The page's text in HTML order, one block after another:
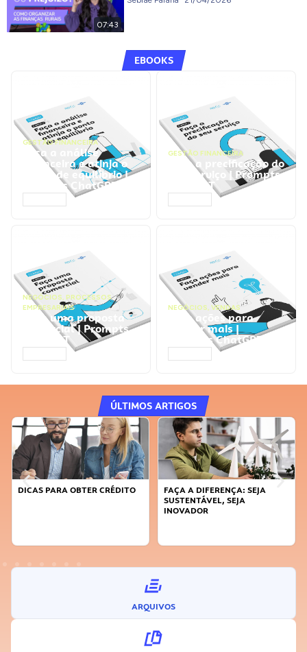
07:43
EBOOKS
GESTÃO FINANCEIRA
Faça a análise
financeira e atinja o
ponto de equilíbrio |
Prompts ChatGPT
GESTÃO FINANCEIRA
Faça a precificação do
seu serviço | Prompts
ChatGPT
NEGÓCIOS, PROCESSOS
EMPRESARIAIS
Faça uma proposta
comercial | Prompts
ChatGPT
NEGÓCIOS, VENDAS
Faça ações para
vender mais |
Prompts ChatGPT
ÚLTIMOS ARTIGOS
DICAS PARA OBTER CRÉDITO
FAÇA A DIFERENÇA: SEJA
SUSTENTÁVEL, SEJA
INOVADOR
ARQUIVOS